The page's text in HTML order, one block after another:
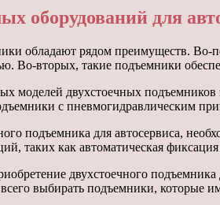
оборудований для
обладают рядом преимуществ. Во-
Во-вторых, такие подъемники
моделей двухстоечных
с пневмогидравлическим
подъемника для автосервиса,
таких как автоматическая
двухстоечного
выбирать подъемники, которые